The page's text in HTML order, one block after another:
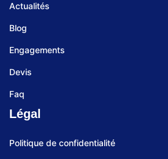
Actualités
Blog
Engagements
Devis
Faq
Légal
Politique de confidentialité